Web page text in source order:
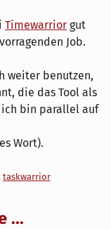
Timewarrior gut
Job.
weiter benutzen,
die das Tool als
bin parallel auf
Wort).
taskwarrior
...